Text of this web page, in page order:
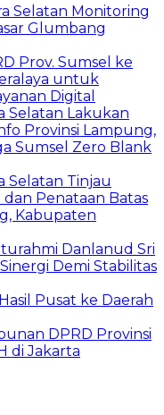
Selatan Monitoring
Glumbang
Prov. Sumsel ke
untuk
Digital
Selatan Lakukan
Provinsi Lampung,
Sumsel Zero Blank
Selatan Tinjau
Penataan Batas
Kabupaten
Danlanud Sri
Demi Stabilitas
Pusat ke Daerah
DPRD Provinsi
di Jakarta